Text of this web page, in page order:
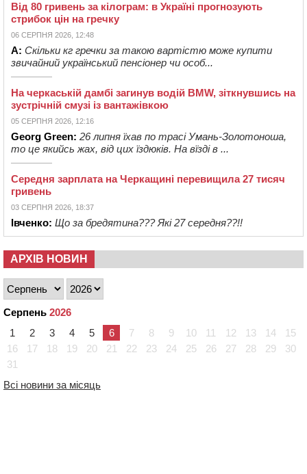
Від 80 гривень за кілограм: в Україні прогнозують
стрибок цін на гречку
06 СЕРПНЯ 2026, 12:48
А: Скільки кг гречки за такою вартістю може купити
звичайний український пенсіонер чи особ...
На черкаській дамбі загинув водій BMW, зіткнувшись на
зустрічній смузі із вантажівкою
05 СЕРПНЯ 2026, 12:16
Georg Green: 26 липня їхав по трасі Умань-Золотоноша,
то це якийсь жах, від цих їздюків. На вїзді в ...
Середня зарплата на Черкащині перевищила 27 тисяч
гривень
03 СЕРПНЯ 2026, 18:37
Івченко: Що за бредятина??? Які 27 середня??!!
АРХІВ НОВИН
Серпень 2026
1
2 3 4 5 6 7 8 9 10 11 12 13 14
15
16
17 18 19 20 21 22 23 24 25 26 27 28 29
30
31
Всі новини за місяць